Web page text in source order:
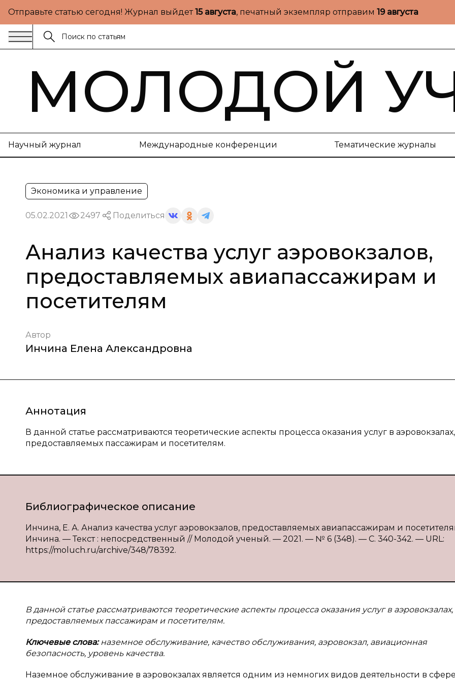
Отправьте статью сегодня! Журнал выйдет15 августа, печатный экземпляр отправим 19 августа
МОЛОДОЙ
Научный журнал Международные конференции Тематические журналы
Экономика и управление
05.02.2021 2497 Поделиться
Анализ качества услуг аэровокзалов,
предоставляемых авиапассажирам и
посетителям
Автор
Инчина Елена Александровна
Аннотация
В данной статье рассматриваются теоретические аспекты процесса оказания услуг в аэровокзалах,
предоставляемых пассажирам и посетителям.
Библиографическое описание
Инчина, Е. А. Анализ качества услуг аэровокзалов, предоставляемых авиапассажирам и
Инчина. — Текст : непосредственный // Молодой ученый. — 2021. — № 6 (348). — С. 340-342. — URL:
https://moluch.ru/archive/348/78392.
В данной статье рассматриваются теоретические аспекты процесса оказания услуг в аэровокзалах,
предоставляемых пассажирам и посетителям.
Ключевые слова:наземное обслуживание, качество обслуживания, аэровокзал, авиационная
безопасность, уровень качества.
Наземное обслуживание в аэровокзалах является одним из немногих видов деятельности в сфере